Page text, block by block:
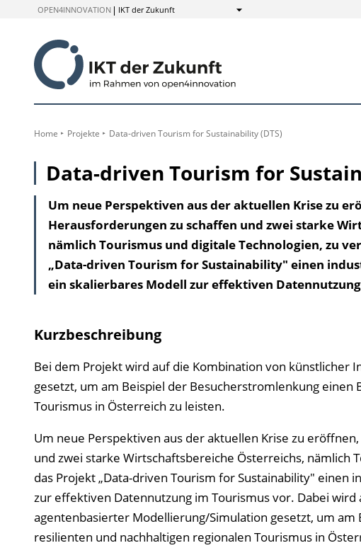
OPEN4INNOVATION IKT der Zukunft
Anzeigen
Home Projekte Data-driven Tourism for Sustainability (DTS)
Data-driven Tourism for
Um neue Perspektiven aus der aktuellen Krise zu
Heraus­forderungen zu schaffen und zwei starke
nämlich Tourismus und digitale Technologien, zu
„Data-driven Tourism for Sustainability" einen
ein skalierbares Modell zur effektiven
Kurzbeschreibung
Bei dem Projekt wird auf die Kombination von künstlicher
gesetzt, um am Beispiel der Besucherstromlenkung
Tourismus in Österreich zu leisten.
Um neue Perspektiven aus der aktuellen Krise zu
und zwei starke Wirtschaftsbereiche Österreichs, nämlich
das Projekt „Data-driven Tourism for Sustainability"
zur effektiven Datennutzung im Tourismus vor. Dabei
agentenbasierter Modellierung/Simulation gesetzt, um
resilienten und nachhaltigen regionalen Tourismus in